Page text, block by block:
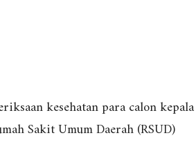
kesehatan para calon kepala
Sakit Umum Daerah (RSUD)